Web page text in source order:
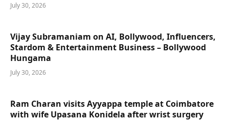
July 30, 2026
Vijay Subramaniam on AI, Bollywood, Influencers,
Stardom & Entertainment Business – Bollywood
Hungama
July 30, 2026
Ram Charan visits Ayyappa temple at Coimbatore
with wife Upasana Konidela after wrist surgery